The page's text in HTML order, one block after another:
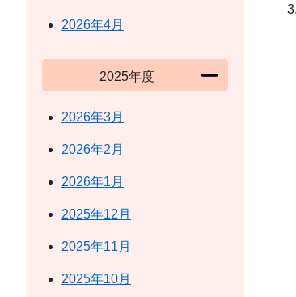
2026年4月
2025年度
2026年3月
2026年2月
2026年1月
2025年12月
2025年11月
2025年10月